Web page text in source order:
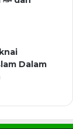
Dalam